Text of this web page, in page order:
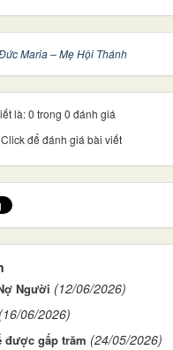
Maria – Mẹ Hội Thánh
là: 0 trong 0 đánh giá
Click để đánh giá bài viết
Người (12/06/2026)
(16/06/2026)
được gấp trăm (24/05/2026)